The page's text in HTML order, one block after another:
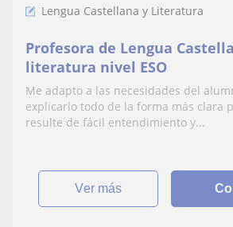
Lengua Castellana y Literatura
Profesora de Lengua
literatura nivel ESO
Me adapto a las necesidades del
explicarlo todo de la forma más clara
resulte de fácil entendimiento y...
ver más